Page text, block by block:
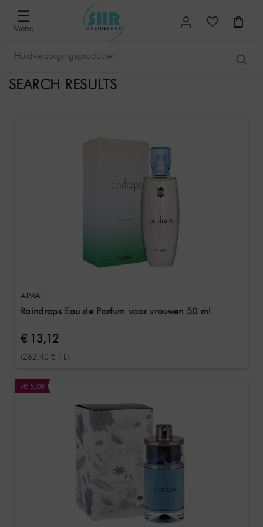
☰
Menu
SEARCH RESULTS
AJMAL
Raindrops Eau de Parfum voor vrouwen 50 ml
€ 13,12
(262,40 € / L)
-€ 5,08